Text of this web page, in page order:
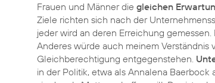
Frauen und Männer die gleichen
Ziele richten sich nach der
jeder wird an deren Erreichung gemessen.
Anderes würde auch meinem Verständnis
Gleichberechtigung entgegenstehen.
in der Politik, etwa als Annalena Baerbock